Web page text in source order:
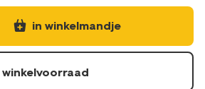
in winkelmandje
winkelvoorraad